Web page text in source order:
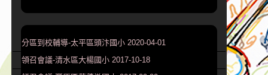
分區到校輔導-太平區頭汴國小 2020-04-01
領召會議-清水區大楊國小 2017-10-18